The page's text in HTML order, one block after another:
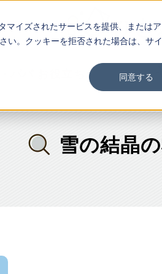
イズされたサービスを提供、または
い。クッキーを拒否された場合は、サ
同意する
雪の結晶